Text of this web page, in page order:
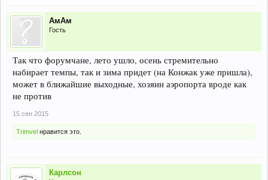
АмАм
Гость
Так что форумчане, лето ушло, осень стремительно
набирает темпы, так и зима придет (на Конжак уже пришла),
может в ближайшие выходные, хозяин аэропорта вроде как
не против
15 сен 2015
Trimvel нравится это.
Карлсон